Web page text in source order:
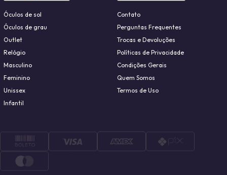
Óculos de sol
Óculos de grau
Outlet
Relógio
Masculino
Feminino
Unissex
Infantil
Contato
Perguntas Frequentes
Trocas e Devoluções
Políticas de Privacidade
Condições Gerais
Quem Somos
Termos de Uso